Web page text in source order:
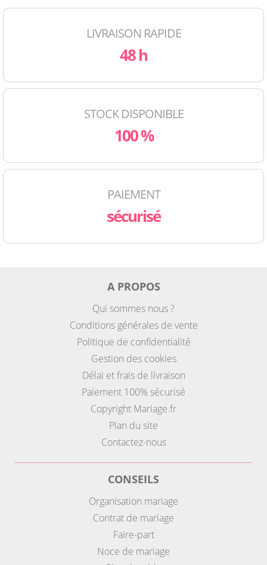
LIVRAISON RAPIDE
48 h
STOCK DISPONIBLE
100 %
PAIEMENT
sécurisé
A PROPOS
Qui sommes nous ?
Conditions générales de vente
Politique de confidentialité
Gestion des cookies
Délai et frais de livraison
Paiement 100% sécurisé
Copyright Mariage.fr
Plan du site
Contactez-nous
CONSEILS
Organisation mariage
Contrat de mariage
Faire-part
Noce de mariage